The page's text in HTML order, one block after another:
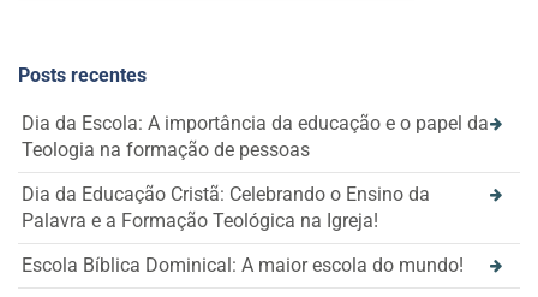
Posts recentes
Dia da Escola: A importância da educação e o papel da
Teologia na formação de pessoas
Dia da Educação Cristã: Celebrando o Ensino da
Palavra e a Formação Teológica na Igreja!
Escola Bíblica Dominical: A maior escola do mundo!